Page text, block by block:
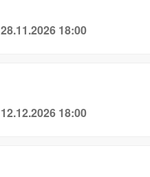
28.11.2026 18:00
12.12.2026 18:00